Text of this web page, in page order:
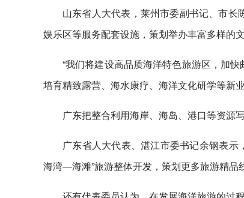
山东省人大代表，莱州市委副书记、市
娱乐区等服务配套设施，策划举办丰富多样的
“我们将建设高品质海洋特色旅游区，加
培育精致露营、海水康疗、海洋文化研学等新
广东把整合利用海岸、海岛、港口等资源
广东省人大代表、湛江市委书记余钢表
海湾—海滩”旅游整体开发，策划更多旅游精品